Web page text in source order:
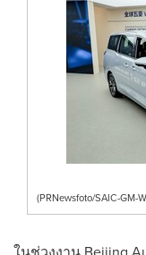
(PRNewsfoto/SAIC-GM-